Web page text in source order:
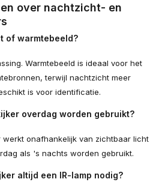
over nachtzicht- en
of warmtebeeld?
Warmtebeeld is ideaal voor het
terwijl nachtzicht meer
is voor identificatie.
overdag worden gebruikt?
werkt onafhankelijk van zichtbaar licht
als 's nachts worden gebruikt.
altijd een IR-lamp nodig?